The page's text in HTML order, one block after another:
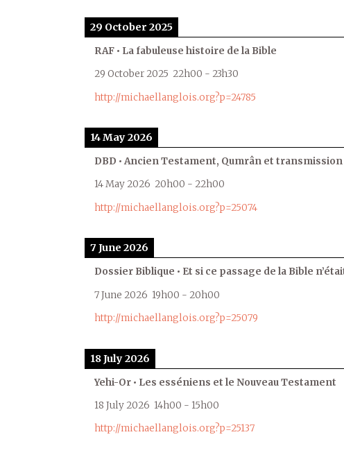
29 October 2025
RAF • La fabuleuse histoire de la Bible
29 October 2025 22h00 - 23h30
http://michaellanglois.org?p=24785
14 May 2026
DBD • Ancien Testament, Qumrân et
14 May 2026 20h00 - 22h00
http://michaellanglois.org?p=25074
7 June 2026
Dossier Biblique • Et si ce passage de la Bible
7 June 2026 19h00 - 20h00
http://michaellanglois.org?p=25079
18 July 2026
Yehi-Or • Les esséniens et le Nouveau Testament
18 July 2026 14h00 - 15h00
http://michaellanglois.org?p=25137